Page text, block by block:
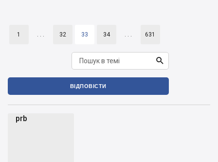
1 . . . 32 33 34 . . . 631

ВІДПОВІСТИ
prb